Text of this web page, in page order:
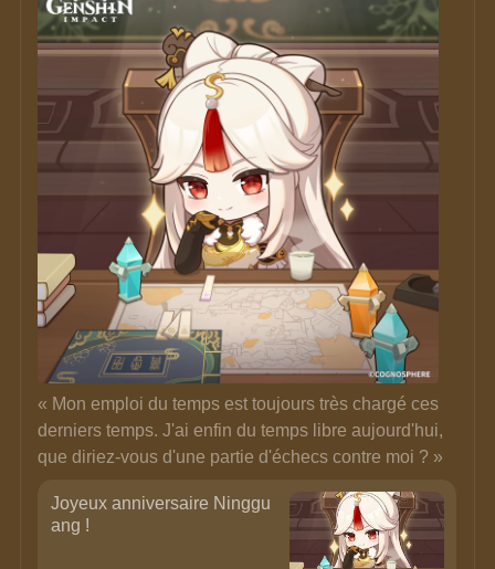
« Mon emploi du temps est toujours très chargé ces
derniers temps. J'ai enfin du temps libre aujourd'hui,
que diriez-vous d'une partie d'échecs contre moi ? »
Joyeux anniversaire Ninggu
ang !